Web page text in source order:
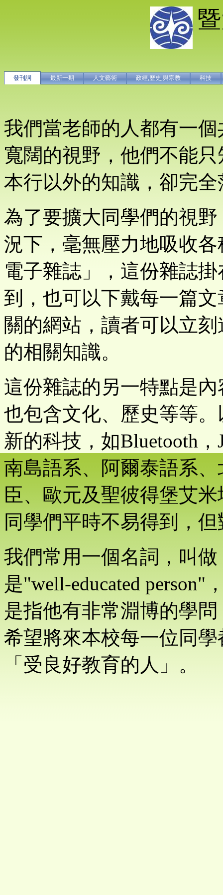
發刊詞 最新一期 人文藝術 政經,歷史,與宗教 科技
我們當老師的人都有一
寬闊的視野，他們不能
本行以外的知識，卻完
為了要擴大同學們的視
況下，毫無壓力地吸收
電子雜誌」，這份雜誌
到，也可以下戴每一篇
關的網站，讀者可以立
的相關知識。
這份雜誌的另一特點是
也包含文化、歷史等等
新的科技，如Bluetooth
南島語系、阿爾泰語系
臣、歐元及聖彼得堡艾
同學們平時不易得到，
我們常用一個名詞，叫
是"well-educated
是指他有非常淵博的學
希望將來本校每一位同
「受良好教育的人」。